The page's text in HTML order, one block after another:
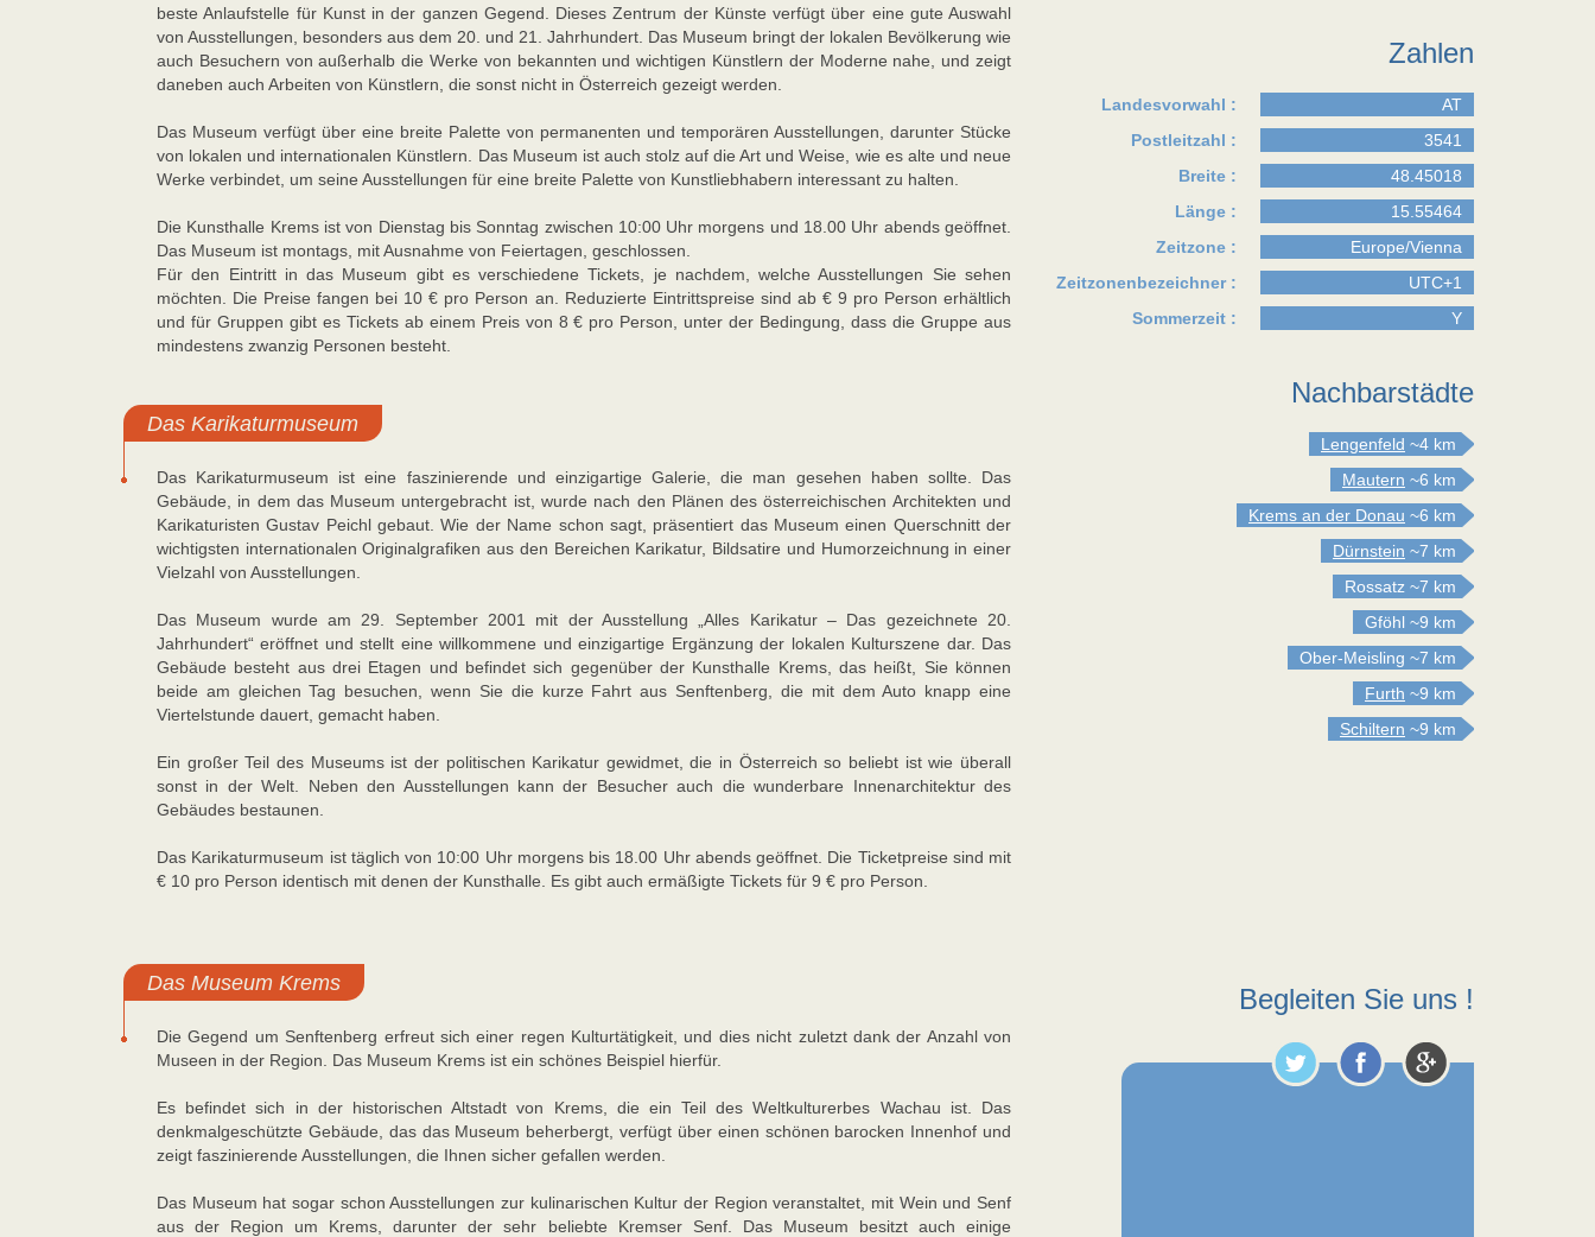
beste Anlaufstelle für Kunst in der ganzen Gegend. Dieses Zentrum der Künste verfügt über eine gute Auswahl
von Ausstellungen, besonders aus dem 20. und 21. Jahrhundert. Das Museum bringt der lokalen Bevölkerung wie
auch Besuchern von außerhalb die Werke von bekannten und wichtigen Künstlern der Moderne nahe, und zeigt
daneben auch Arbeiten von Künstlern, die sonst nicht in Österreich gezeigt werden.
Das Museum verfügt über eine breite Palette von permanenten und temporären Ausstellungen, darunter Stücke
von lokalen und internationalen Künstlern. Das Museum ist auch stolz auf die Art und Weise, wie es alte und neue
Werke verbindet, um seine Ausstellungen für eine breite Palette von Kunstliebhabern interessant zu halten.
Die Kunsthalle Krems ist von Dienstag bis Sonntag zwischen 10:00 Uhr morgens und 18.00 Uhr abends geöffnet.
Das Museum ist montags, mit Ausnahme von Feiertagen, geschlossen.
Für den Eintritt in das Museum gibt es verschiedene Tickets, je nachdem, welche Ausstellungen Sie sehen
möchten. Die Preise fangen bei 10 € pro Person an. Reduzierte Eintrittspreise sind ab € 9 pro Person erhältlich
und für Gruppen gibt es Tickets ab einem Preis von 8 € pro Person, unter der Bedingung, dass die Gruppe aus
mindestens zwanzig Personen besteht.
Das Karikaturmuseum
Das Karikaturmuseum ist eine faszinierende und einzigartige Galerie, die man gesehen haben sollte. Das
Gebäude, in dem das Museum untergebracht ist, wurde nach den Plänen des österreichischen Architekten und
Karikaturisten Gustav Peichl gebaut. Wie der Name schon sagt, präsentiert das Museum einen Querschnitt der
wichtigsten internationalen Originalgrafiken aus den Bereichen Karikatur, Bildsatire und Humorzeichnung in einer
Vielzahl von Ausstellungen.
Das Museum wurde am 29. September 2001 mit der Ausstellung „Alles Karikatur – Das gezeichnete 20.
Jahrhundert“ eröffnet und stellt eine willkommene und einzigartige Ergänzung der lokalen Kulturszene dar. Das
Gebäude besteht aus drei Etagen und befindet sich gegenüber der Kunsthalle Krems, das heißt, Sie können
beide am gleichen Tag besuchen, wenn Sie die kurze Fahrt aus Senftenberg, die mit dem Auto knapp eine
Viertelstunde dauert, gemacht haben.
Ein großer Teil des Museums ist der politischen Karikatur gewidmet, die in Österreich so beliebt ist wie überall
sonst in der Welt. Neben den Ausstellungen kann der Besucher auch die wunderbare Innenarchitektur des
Gebäudes bestaunen.
Das Karikaturmuseum ist täglich von 10:00 Uhr morgens bis 18.00 Uhr abends geöffnet. Die Ticketpreise sind mit
€ 10 pro Person identisch mit denen der Kunsthalle. Es gibt auch ermäßigte Tickets für 9 € pro Person.
Das Museum Krems
Die Gegend um Senftenberg erfreut sich einer regen Kulturtätigkeit, und dies nicht zuletzt dank der Anzahl von
Museen in der Region. Das Museum Krems ist ein schönes Beispiel hierfür.
Es befindet sich in der historischen Altstadt von Krems, die ein Teil des Weltkulturerbes Wachau ist. Das
denkmalgeschützte Gebäude, das das Museum beherbergt, verfügt über einen schönen barocken Innenhof und
zeigt faszinierende Ausstellungen, die Ihnen sicher gefallen werden.
Das Museum hat sogar schon Ausstellungen zur kulinarischen Kultur der Region veranstaltet, mit Wein und Senf
aus der Region um Krems, darunter der sehr beliebte Kremser Senf. Das Museum besitzt auch einige
Zahlen
Landesvorwahl :
AT
Postleitzahl :
3541
Breite :
48.45018
Länge :
15.55464
Zeitzone :
Europe/Vienna
Zeitzonenbezeichner :
UTC+1
Sommerzeit :
Y
Nachbarstädte
Lengenfeld ~4 km
Mautern ~6 km
Krems an der Donau ~6 km
Dürnstein ~7 km
Rossatz ~7 km
Gföhl ~9 km
Ober-Meisling ~7 km
Furth ~9 km
Schiltern ~9 km
Begleiten Sie uns !